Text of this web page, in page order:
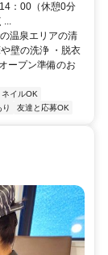
：00（休憩0分
...
温泉エリアの清
壁の洗浄 ・脱衣
ープン準備のお
ネイルOK
り 友達と応募OK